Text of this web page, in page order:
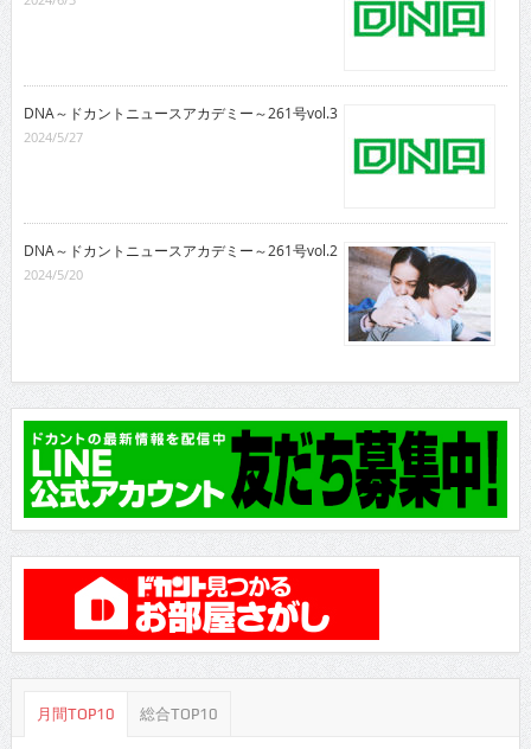
DNA～ドカントニュースアカデミー～261号vol.3
2024/5/27
DNA～ドカントニュースアカデミー～261号vol.2
2024/5/20
月間TOP10 総合TOP10